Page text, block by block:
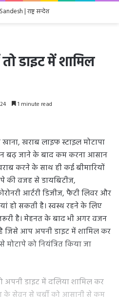
डाइट में शामिल
1 minute read
खराब लाइफ स्टाइल मोटापा
बढ़ जाने के बाद कम करना आसान
करने के साथ ही कई बीमारियों
की वजह से डायबिटीज,
आर्टरी डिजीज, फैटी लिवर और
हो सकती है। स्वस्थ रहने के लिए
है। मेहनत के बाद भी अगर वजन
जिसे आप अपनी डाइट में शामिल कर
को नियंत्रित किया जा
डाइट में दलिया शामिल कर